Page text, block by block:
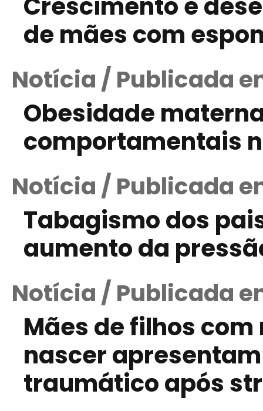
de mães com
Notícia / Publicada
Obesidade
comportamentais
Notícia / Publicada
Tabagismo dos
aumento da
Notícia / Publicada
Mães de filhos
nascer
traumático após